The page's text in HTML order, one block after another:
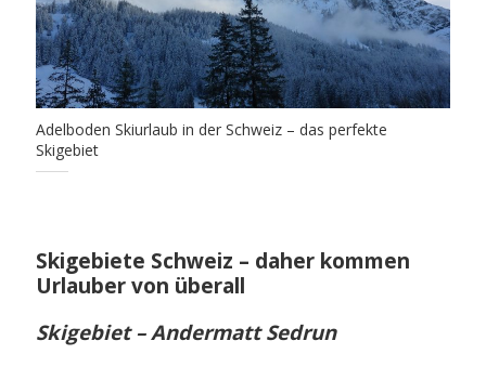
Adelboden Skiurlaub in der Schweiz – das perfekte
Skigebiet
Skigebiete Schweiz – daher kommen
Urlauber von überall
Skigebiet – Andermatt Sedrun